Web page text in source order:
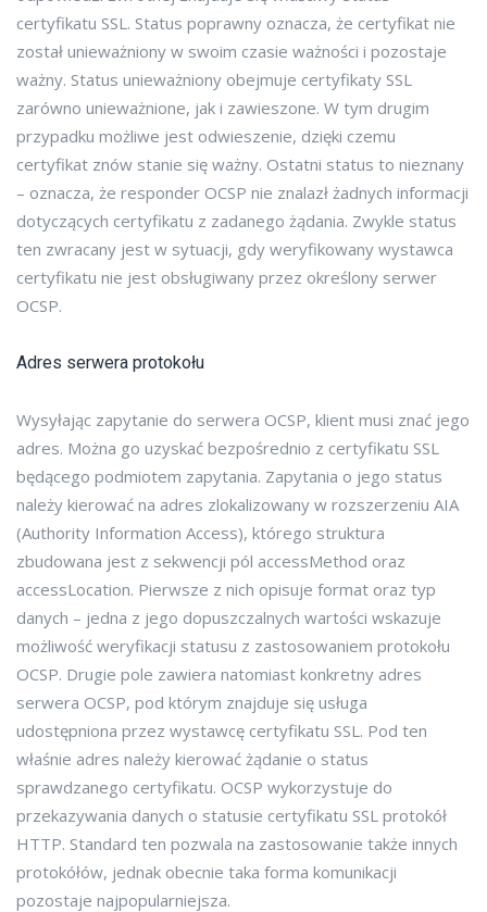
certyfikatu SSL. Status poprawny oznacza, że certyfikat nie
został unieważniony w swoim czasie ważności i pozostaje
ważny. Status unieważniony obejmuje certyfikaty SSL
zarówno unieważnione, jak i zawieszone. W tym drugim
przypadku możliwe jest odwieszenie, dzięki czemu
certyfikat znów stanie się ważny. Ostatni status to nieznany
– oznacza, że responder OCSP nie znalazł żadnych informacji
dotyczących certyfikatu z zadanego żądania. Zwykle status
ten zwracany jest w sytuacji, gdy weryfikowany wystawca
certyfikatu nie jest obsługiwany przez określony serwer
OCSP.
Adres serwera protokołu
Wysyłając zapytanie do serwera OCSP, klient musi znać jego
adres. Można go uzyskać bezpośrednio z certyfikatu SSL
będącego podmiotem zapytania. Zapytania o jego status
należy kierować na adres zlokalizowany w rozszerzeniu AIA
(Authority Information Access), którego struktura
zbudowana jest z sekwencji pól accessMethod oraz
accessLocation. Pierwsze z nich opisuje format oraz typ
danych – jedna z jego dopuszczalnych wartości wskazuje
możliwość weryfikacji statusu z zastosowaniem protokołu
OCSP. Drugie pole zawiera natomiast konkretny adres
serwera OCSP, pod którym znajduje się usługa
udostępniona przez wystawcę certyfikatu SSL. Pod ten
właśnie adres należy kierować żądanie o status
sprawdzanego certyfikatu. OCSP wykorzystuje do
przekazywania danych o statusie certyfikatu SSL protokół
HTTP. Standard ten pozwala na zastosowanie także innych
protokółów, jednak obecnie taka forma komunikacji
pozostaje najpopularniejsza.